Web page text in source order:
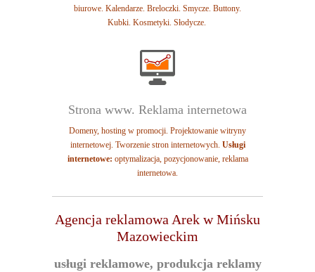
biurowe. Kalendarze. Breloczki. Smycze. Buttony.
Kubki. Kosmetyki. Słodycze.
Strona www. Reklama internetowa
Domeny, hosting w promocji. Projektowanie witryny
internetowej. Tworzenie stron internetowych. Usługi
internetowe: optymalizacja, pozycjonowanie, reklama
internetowa.
Agencja reklamowa Arek w Mińsku
Mazowieckim
usługi reklamowe, produkcja reklamy